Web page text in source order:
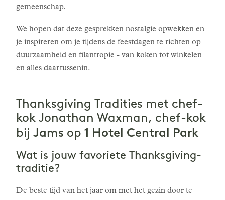
gemeenschap.
We hopen dat deze gesprekken nostalgie opwekken en
je inspireren om je tijdens de feestdagen te richten op
duurzaamheid en filantropie - van koken tot winkelen
en alles daartussenin.
Thanksgiving Tradities met chef-
kok Jonathan Waxman, chef-kok
bij Jams op 1 Hotel Central Park
Wat is jouw favoriete Thanksgiving-
traditie?
De beste tijd van het jaar om met het gezin door te